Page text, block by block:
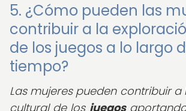
5. ¿Cómo pueden las
contribuir a la
de los juegos a lo largo
tiempo?
Las mujeres pueden contribuir
cultural de los juegos